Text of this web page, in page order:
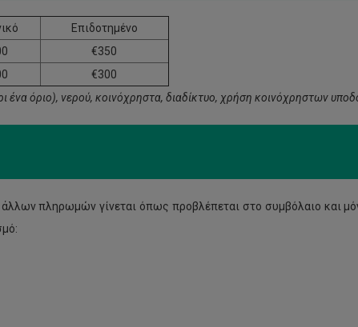
Επιδοτημένο
€350
€300
όριο), νερού, κοινόχρηστα, διαδίκτυο, χρήση κοινόχρηστων
πληρωμών γίνεται όπως προβλέπεται στο συμβόλαιο και